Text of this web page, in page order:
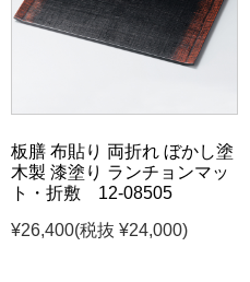
板膳 布貼り 両折れ ぼかし塗
木製 漆塗り ランチョンマッ
ト・折敷 12-08505
¥26,400(税抜 ¥24,000)